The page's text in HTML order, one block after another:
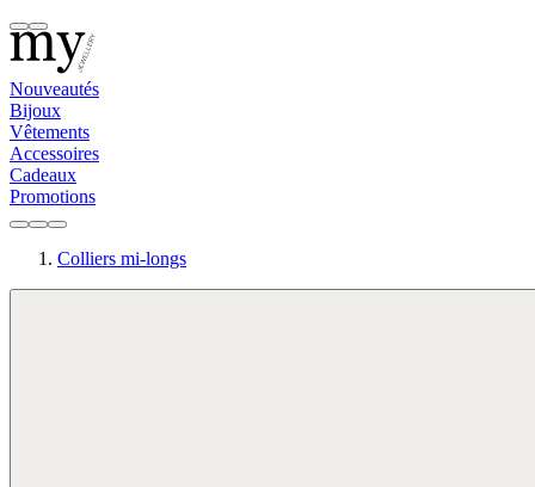
Nouveautés
Bijoux
Vêtements
Accessoires
Cadeaux
Promotions
Colliers mi-longs